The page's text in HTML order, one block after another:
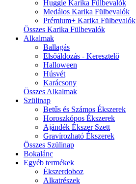
Huggie Karika Fülbevalók
Medálos Karika Fülbevalók
Prémium+ Karika Fülbevalók
Összes Karika Fülbevalók
Alkalmak
Ballagás
Elsőáldozás - Keresztelő
Halloween
Húsvét
Karácsony
Összes Alkalmak
Szülinap
Betűs és Számos Ékszerek
Horoszkópos Ékszerek
Ajándék Ékszer Szett
Gravírozható Ékszerek
Összes Szülinap
Bokalánc
Egyéb termékek
Ékszerdoboz
Alkatrészek